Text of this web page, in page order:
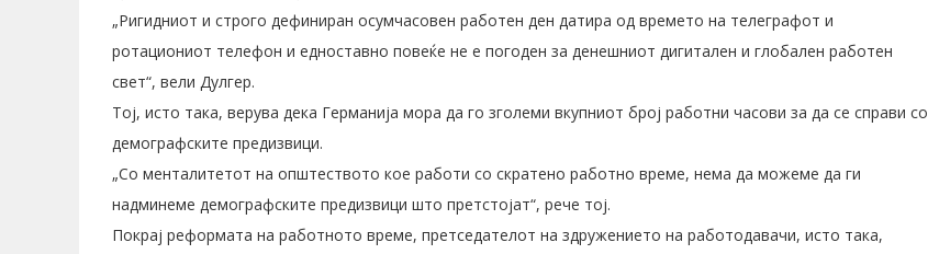
„Ригидниот и строго дефиниран осумчасовен работен ден датира од времето на телеграфот и
ротациониот телефон и едноставно повеќе не е погоден за денешниот дигитален и глобален работен
свет“, вели Дулгер.
Тој, исто така, верува дека Германија мора да го зголеми вкупниот број работни часови за да се справи со
демографските предизвици.
„Со менталитетот на општеството кое работи со скратено работно време, нема да можеме да ги
надминеме демографските предизвици што претстојат“, рече тој.
Покрај реформата на работното време, претседателот на здружението на работодавачи, исто така,